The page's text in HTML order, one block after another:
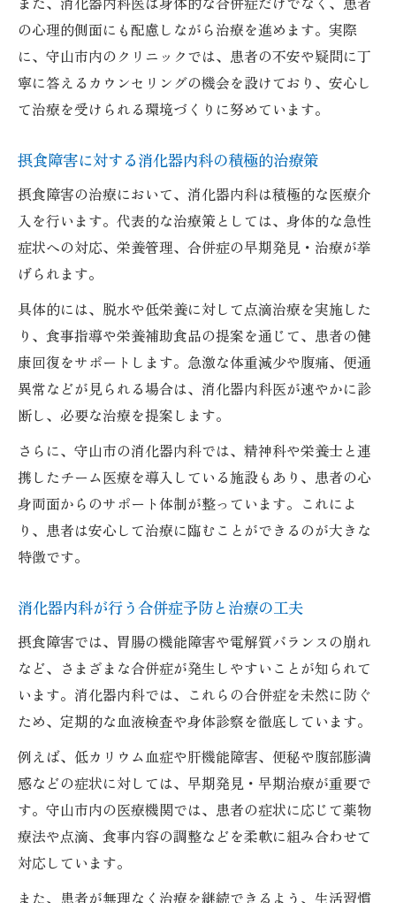
の心理的側面にも配慮しながら治療を進めます。実際
に、守山市内のクリニックでは、患者の不安や疑問に丁
寧に答えるカウンセリングの機会を設けており、安心し
て治療を受けられる環境づくりに努めています。
摂食障害に対する消化器内科の積極的治療策
摂食障害の治療において、消化器内科は積極的な医療介
入を行います。代表的な治療策としては、身体的な急性
症状への対応、栄養管理、合併症の早期発見・治療が挙
げられます。
具体的には、脱水や低栄養に対して点滴治療を実施した
り、食事指導や栄養補助食品の提案を通じて、患者の健
康回復をサポートします。急激な体重減少や腹痛、便通
異常などが見られる場合は、消化器内科医が速やかに診
断し、必要な治療を提案します。
さらに、守山市の消化器内科では、精神科や栄養士と連
携したチーム医療を導入している施設もあり、患者の心
身両面からのサポート体制が整っています。これによ
り、患者は安心して治療に臨むことができるのが大きな
特徴です。
消化器内科が行う合併症予防と治療の工夫
摂食障害では、胃腸の機能障害や電解質バランスの崩れ
など、さまざまな合併症が発生しやすいことが知られて
います。消化器内科では、これらの合併症を未然に防ぐ
ため、定期的な血液検査や身体診察を徹底しています。
例えば、低カリウム血症や肝機能障害、便秘や腹部膨満
感などの症状に対しては、早期発見・早期治療が重要で
す。守山市内の医療機関では、患者の症状に応じて薬物
療法や点滴、食事内容の調整などを柔軟に組み合わせて
対応しています。
また、患者が無理なく治療を継続できるよう、生活習慣